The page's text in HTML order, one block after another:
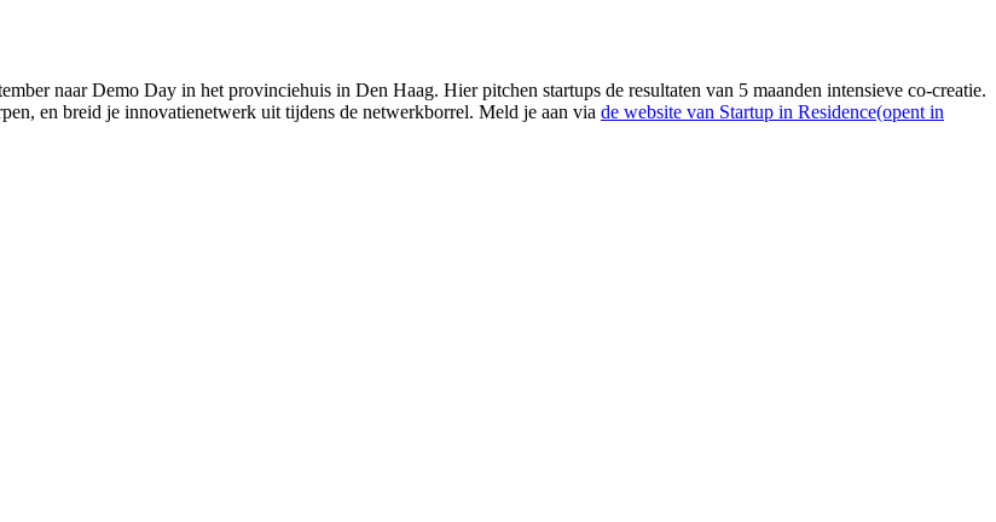
naar Demo Day in het provinciehuis in Den Haag. Hier pitchen startups de resultaten van 5 maanden intensieve co-creatie.
en breid je innovatienetwerk uit tijdens de netwerkborrel. Meld je aan via de website van Startup in Residence(opent in